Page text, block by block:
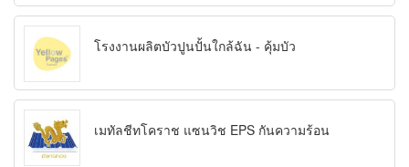
โรงงานผลิตบัวปูนปั้นใกล้ฉัน - คุ้มบัว
เมทัลชีทโคราช แซนวิช EPS กันความร้อน